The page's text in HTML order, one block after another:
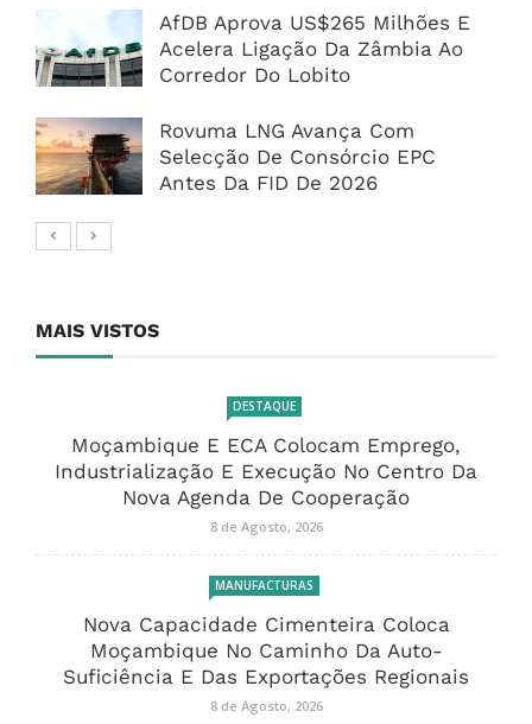
AfDB Aprova US$265 Milhões E
Acelera Ligação Da Zâmbia Ao
Corredor Do Lobito
Rovuma LNG Avança Com
Selecção De Consórcio EPC
Antes Da FID De 2026
MAIS VISTOS
DESTAQUE
Moçambique E ECA Colocam Emprego,
Industrialização E Execução No Centro Da
Nova Agenda De Cooperação
8 de Agosto, 2026
MANUFACTURAS
Nova Capacidade Cimenteira Coloca
Moçambique No Caminho Da Auto-
Suficiência E Das Exportações Regionais
8 de Agosto, 2026